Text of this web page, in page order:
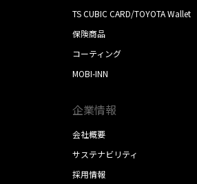
TS CUBIC CARD/TOYOTA Wallet
保険商品
コーティング
MOBI-INN
企業情報
会社概要
サステナビリティ
採用情報